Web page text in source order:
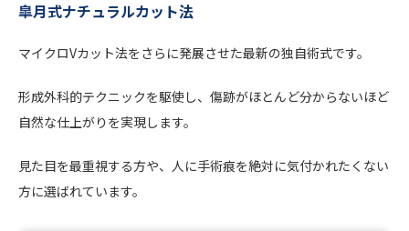
皐月式ナチュラルカット法
マイクロVカット法をさらに発展させた最新の独自術式です。
形成外科的テクニックを駆使し、傷跡がほとんど分からないほど
自然な仕上がりを実現します。
見た目を最重視する方や、人に手術痕を絶対に気付かれたくない
方に選ばれています。